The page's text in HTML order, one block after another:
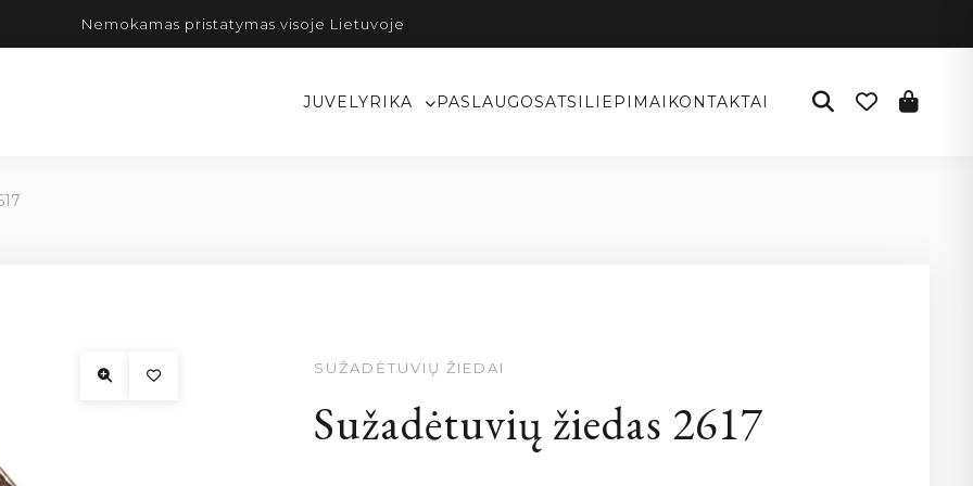
Nemokamas pristatymas visoje Lietuvoje
JUVELYRIKA PASLAUGOSATSILIEPIMAI KONTAKTAI
SUŽADĖTUVIŲ ŽIEDAI
Sužadėtuvių žiedas 2617